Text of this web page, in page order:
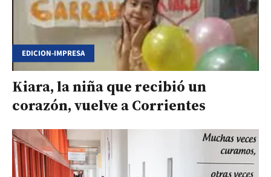
EDICION-IMPRESA
Kiara, la niña que recibió un
corazón, vuelve a Corrientes